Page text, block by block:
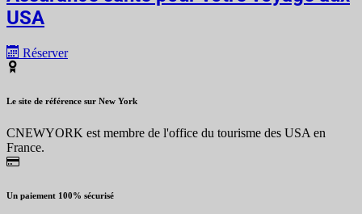
USA
Réserver
Le site de référence sur New York
CNEWYORK est membre de l'office du tourisme des USA en
France.
Un paiement 100% sécurisé